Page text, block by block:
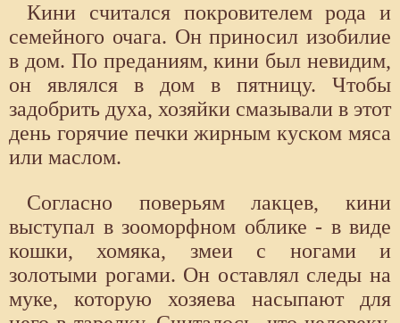
Кини считался покровителем рода и
семейного очага. Он приносил изобилие
в дом. По преданиям, кини был невидим,
он являлся в дом в пятницу. Чтобы
задобрить духа, хозяйки смазывали в этот
день горячие печки жирным куском мяса
или маслом.
Согласно поверьям лакцев, кини
выступал в зооморфном облике - в виде
кошки, хомяка, змеи с ногами и
золотыми рогами. Он оставлял следы на
муке, которую хозяева насыпают для